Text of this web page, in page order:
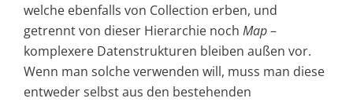
welche ebenfalls von Collection erben, und
getrennt von dieser Hierarchie noch Map–
komplexere Datenstrukturen bleiben außen vor.
Wenn man solche verwenden will, muss man diese
entweder selbst aus den bestehenden